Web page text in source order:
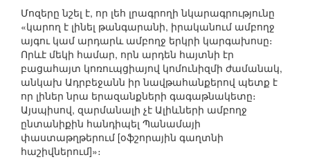
Մոզերը նշել է, որ լեհ լրագրողի նկարագրությունը
«կարող է լինել թանգարանի, իրականում ամբողջ
այգու կամ արդարև ամբողջ երկրի կարգախոսը։
Որևէ մեկի համար, որն արդեն հայտնի էր
բացահայտ կոռուպցիայով կոմունիզմի ժամանակ,
անկախ Ադրբեջանն իր նավթահանքերով պետք է
որ լիներ նրա երազանքների գագաթնակետը։
Այսպիսով, զարմանալի չէ Ալիևների ամբողջ
ընտանիքին հանդիպել Պանամայի
փաստաթղթերում [օֆշորային գաղտնի
հաշիվներում]»։